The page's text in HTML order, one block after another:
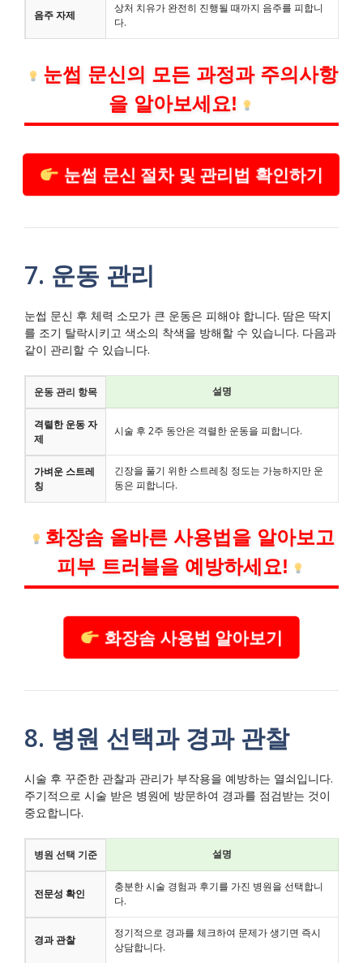
음주 자제
상처 치유가 완전히 진행될 때까지 음주를 피합니
다.
눈썹 문신의 모든 과정과 주의사항
을 알아보세요!
눈썹 문신 절차 및 관리법 확인하기
7. 운동 관리
눈썹 문신 후 체력 소모가 큰 운동은 피해야 합니다. 땀은 딱지
를 조기 탈락시키고 색소의 착색을 방해할 수 있습니다. 다음과
같이 관리할 수 있습니다.
운동 관리 항목 설명
격렬한 운동 자
제
시술 후 2주 동안은 격렬한 운동을 피합니다.
가벼운 스트레
칭
긴장을 풀기 위한 스트레칭 정도는 가능하지만 운
동은 피합니다.
화장솜 올바른 사용법을 알아보고
피부 트러블을 예방하세요!
화장솜 사용법 알아보기
8. 병원 선택과 경과 관찰
시술 후 꾸준한 관찰과 관리가 부작용을 예방하는 열쇠입니다.
주기적으로 시술 받은 병원에 방문하여 경과를 점검받는 것이
중요합니다.
병원 선택 기준 설명
전문성 확인
충분한 시술 경험과 후기를 가진 병원을 선택합니
다.
경과 관찰
정기적으로 경과를 체크하여 문제가 생기면 즉시
상담합니다.